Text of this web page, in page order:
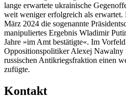
lange erwartete ukrainische
weit weniger erfolgreich als erwartet.
März 2024 die sogenannte
manipuliertes Ergebnis Wladimir
Jahre »im Amt bestätigte«. Im
Oppositionspolitiker Alexej Nawalny
russischen Antikriegsfraktion einen
zufügte.
Kontakt